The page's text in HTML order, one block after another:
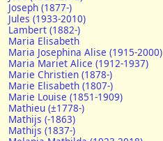
Joseph (1877-)
Jules (1933-2010)
Lambert (1882-)
Maria Elisabeth
Maria Josephina Alise (1915-2000)
Maria Mariet Alice (1912-1937)
Marie Christien (1878-)
Marie Elisabeth (1807-)
Marie Louise (1851-1909)
Mathieu (±1778-)
Mathijs (-1863)
Mathijs (1837-)